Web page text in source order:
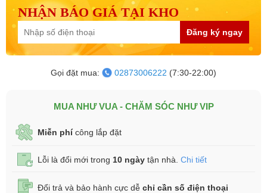
NHẬN BÁO GIÁ TẠI KHO
Đăng ký ngay
Gọi đặt mua: 02873006222 (7:30-22:00)
MUA NHƯ VUA - CHĂM SÓC NHƯ VIP
Miễn phícông lắp đặt
Lỗi là đổi mới trong 10 ngày tận nhà. Chi tiết
Đổi trả và bảo hành cực dễ chỉ cần số điện thoại